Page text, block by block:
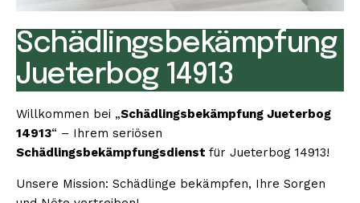
Schädlingsbekämpfung
Jueterbog 14913
Willkommen bei „Schädlingsbekämpfung Jueterbog
14913“ – Ihrem seriösen
Schädlingsbekämpfungsdienst für Jueterbog 14913!
Unsere Mission: Schädlinge bekämpfen, Ihre Sorgen